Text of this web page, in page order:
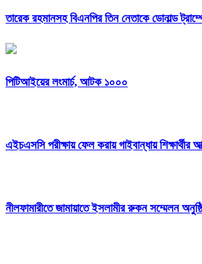
তারেক রহমানসহ বিএনপির তিন নেতাকে ডোনাল্ড
পিটিআইয়ের লংমার্চ, আটক ১০০০
এইচএসসি পরীক্ষায় ফেল করায় গাইবান্ধায় শিক্ষার্থীর
নীলফামারীতে জামায়াতে ইসলামীর রুকন সম্মেলন